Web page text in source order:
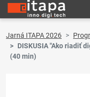
Jarná ITAPA 2026
DISKUSIA "Ako riadiť
(40 min)